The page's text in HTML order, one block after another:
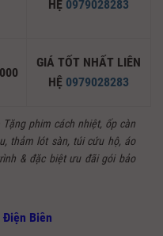
HỆ 0979028283
GIÁ TỐT NHẤT LIÊN
HỆ 0979028283
phim cách nhiệt, ốp càn
thảm lót sàn, túi cứu hộ, áo
& đặc biệt ưu đãi gói bảo
Điện Biên